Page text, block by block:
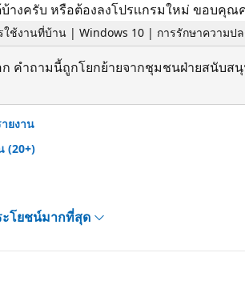
บ้างครับ หรือต้องลงโปรเเกรมใหม่ ขอบคุณ
ใช้งานที่บ้าน | Windows 10 | การรักษาความป
คำถามนี้ถูกโยกย้ายจากชุมชนฝ่ายสนับส
ยงาน
(20+)
โยชน์มากที่สุด